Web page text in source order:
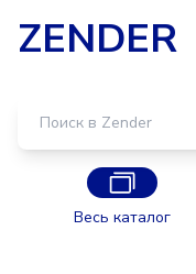
ZENDER
Весь каталог